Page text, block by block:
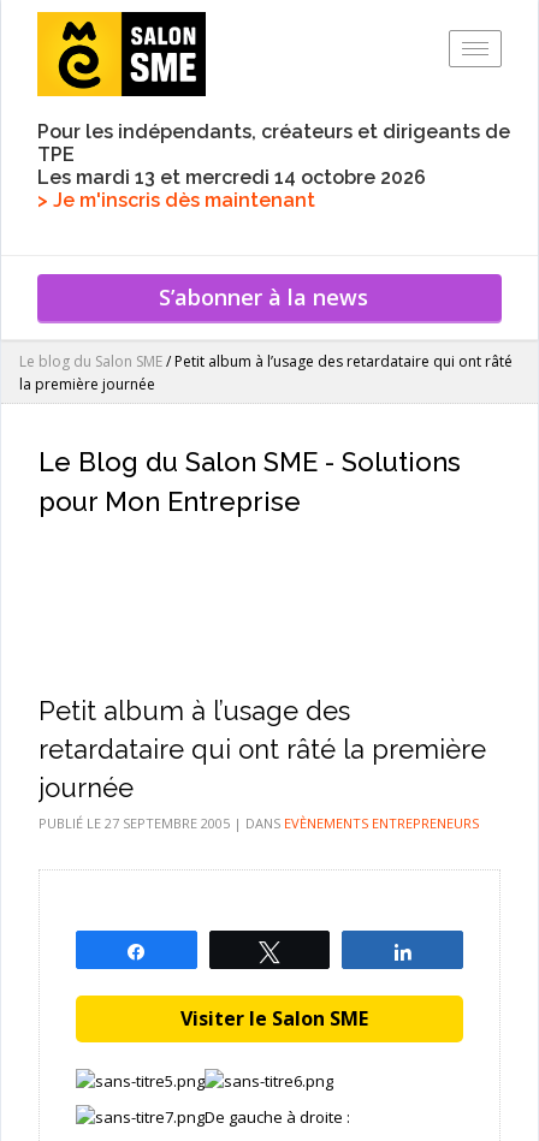
Pour les indépendants, créateurs et dirigeants de
TPE
Les mardi 13 et mercredi 14 octobre 2026
> Je m'inscris dès maintenant
S’abonner à la news
Le blog du Salon SME/Petit album à l’usage des retardataire qui ont râté
la première journée
Le Blog du Salon SME - Solutions
pour Mon Entreprise
Petit album à l’usage des
retardataire qui ont râté la première
journée
PUBLIÉ LE 27 SEPTEMBRE 2005| DANS EVÈNEMENTS ENTREPRENEURS
Visiter le Salon SME
De gauche à droite :